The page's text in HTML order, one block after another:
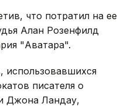
что потратил на ее
Алан Розенфилд
"Аватара".
писателя о
Джона Ландау,